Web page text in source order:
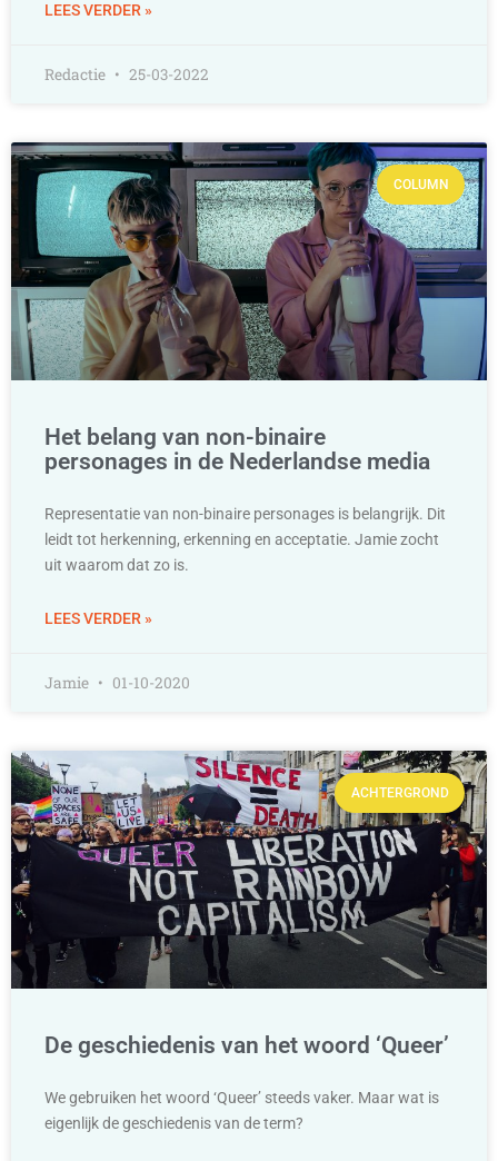
LEES VERDER »
Redactie 25-03-2022
COLUMN
Het belang van non-binaire
personages in de Nederlandse media
Representatie van non-binaire personages is belangrijk. Dit
leidt tot herkenning, erkenning en acceptatie. Jamie zocht
uit waarom dat zo is.
LEES VERDER »
Jamie 01-10-2020
ACHTERGROND
De geschiedenis van het woord ‘Queer’
We gebruiken het woord ‘Queer’ steeds vaker. Maar wat is
eigenlijk de geschiedenis van de term?